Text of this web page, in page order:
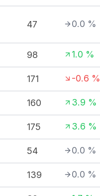
47 0.0 %
98 1.0 %
171 -0.6 %
160 3.9 %
175 3.6 %
54 0.0 %
139 0.0 %